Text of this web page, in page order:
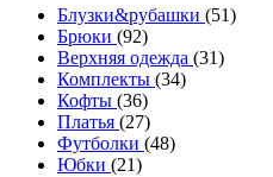
Блузки&рубашки (51)
Брюки (92)
Верхняя одежда (31)
Комплекты (34)
Кофты (36)
Платья (27)
Футболки (48)
Юбки (21)